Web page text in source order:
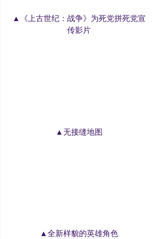
▲《上古世纪：战争》为死党拼死党宣
传影片
▲无接缝地图
▲全新样貌的英雄角色